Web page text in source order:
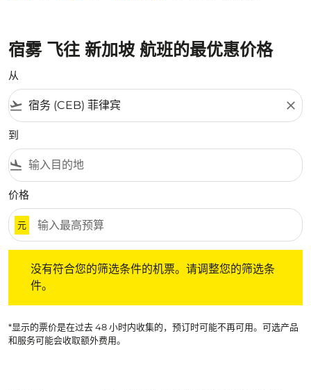
宿雾 飞往 新加坡 航班的最优惠价格
从
flight_takeoff close
到
flight_land
价格
元
没有符合您的筛选条件的机票。请调整您的筛选条
件。
*显示的票价是在过去 48 小时内收集的，预订时可能不再可用。可选产品
和服务可能会收取额外费用。